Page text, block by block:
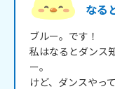
なる
ブルー。です！
私はなるとダンス
ー。
けど、ダンスやっ